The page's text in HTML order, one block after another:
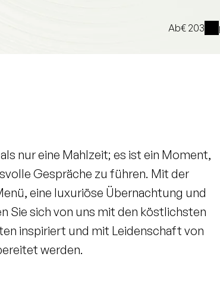
Ab€ 203
nur eine Mahlzeit; es ist ein Moment,
Gespräche zu führen. Mit der
eine luxuriöse Übernachtung und
Sie sich von uns mit den köstlichsten
inspiriert und mit Leidenschaft von
werden.